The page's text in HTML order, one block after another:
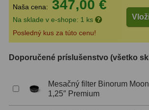
ZOOM12
S mriežkou6
30
Naša cena: 347,00 €
Na sklade v e-shope: 1 ks
Posledný kus za túto cenu!
Doporučené príslušenstvo (všetko
Mesačný filter Binorum Moon
1,25″ Premium